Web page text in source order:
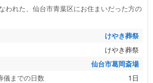
われた、 仙台市青葉区にお住まいだった方の
けやき葬祭
けやき葬祭
仙台市葛岡斎場
儀までの日数
1日